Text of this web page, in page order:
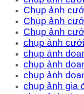
Chụp ảnh
Chụp ảnh
Chụp ảnh
chụp ảnh
chụp ảnh
chụp ảnh
chụp ảnh
chụp ảnh gia